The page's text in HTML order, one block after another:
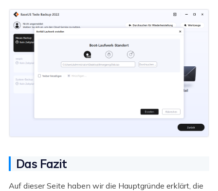
Das Fazit
Auf dieser Seite haben wir die Hauptgründe erklärt, die